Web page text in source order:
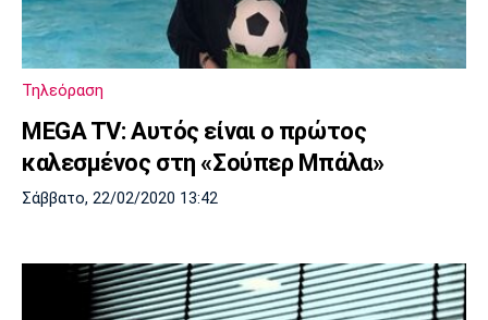
Τηλεόραση
MEGA TV: Αυτός είναι ο πρώτος
καλεσμένος στη «Σούπερ Μπάλα»
Σάββατο, 22/02/2020 13:42